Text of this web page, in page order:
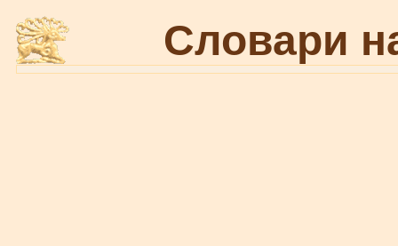
Словари